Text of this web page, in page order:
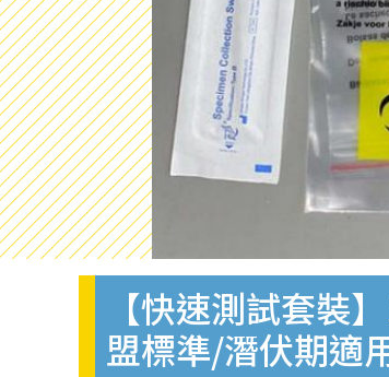
【快速測試套裝
盟標準/潛伏期適